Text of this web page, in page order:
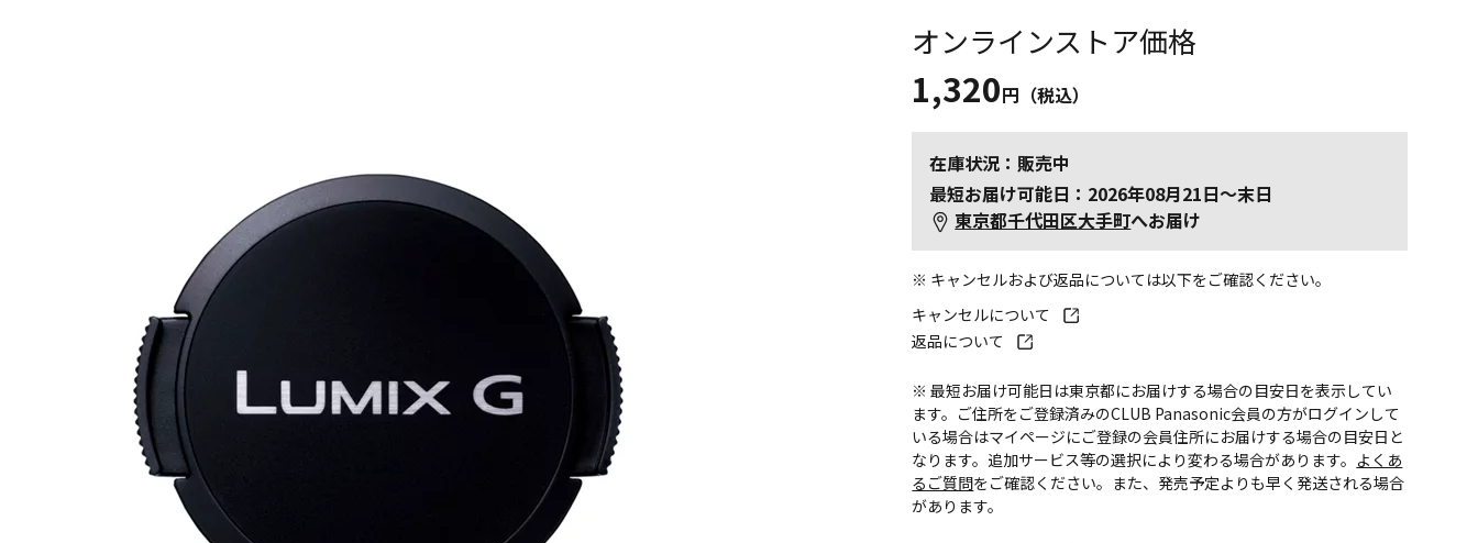
オンラインストア価格
1,320円（税込）
在庫状況：販売中
最短お届け可能日：2026年08月21日～末日
東京都千代田区大手町へお届け
※ キャンセルおよび返品については以下をご確認ください。
キャンセルについて
返品について
※ 最短お届け可能日は東京都にお届けする場合の目安日を表示してい
ます。ご住所をご登録済みのCLUB Panasonic会員の方がログインして
いる場合はマイページにご登録の会員住所にお届けする場合の目安日と
なります。追加サービス等の選択により変わる場合があります。 よくあ
るご質問をご確認ください。また、発売予定よりも早く発送される場合
があります。